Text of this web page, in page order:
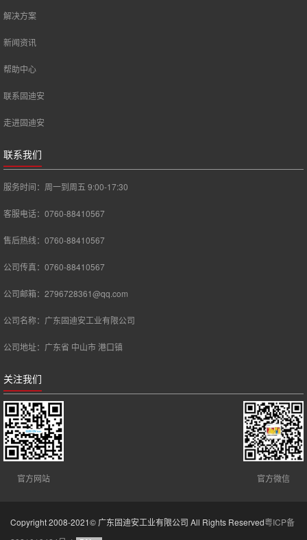
解决方案
新闻资讯
帮助中心
联系固迪安
走进固迪安
联系我们
服务时间：周一到周五 9:00-17:30
客服电话：0760-88410567
售后热线：0760-88410567
公司传真：0760-88410567
公司邮箱：2796728361@qq.com
公司名称：广东固迪安工业有限公司
公司地址：广东省 中山市 港口镇
关注我们
官方网站 官方微信
Copyright 2008-2021© 广东固迪安工业有限公司 All Rights Reserved粤ICP备